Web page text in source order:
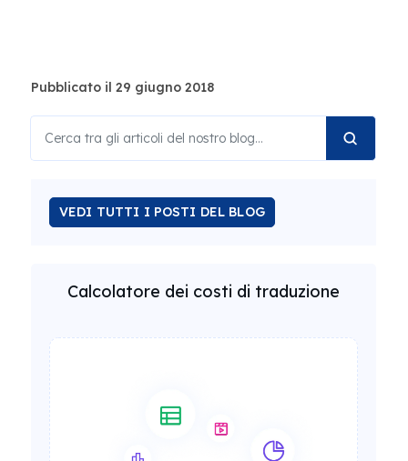
Pubblicato il 29 giugno 2018
VEDI TUTTI I POSTI DEL BLOG
Calcolatore dei costi di traduzione